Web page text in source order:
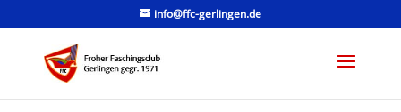
info@ffc-gerlingen.de